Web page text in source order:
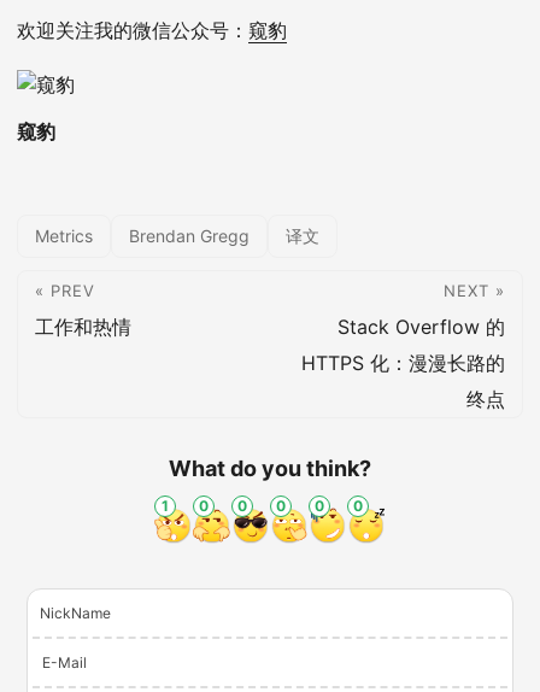
欢迎关注我的微信公众号： 窥豹
窥豹
Metrics Brendan Gregg 译文
« PREV
工作和热情
NEXT »
Stack Overflow 的
HTTPS 化：漫漫长路的
终点
What do you think?
1 0 0 0 0 0
NickName
E-Mail